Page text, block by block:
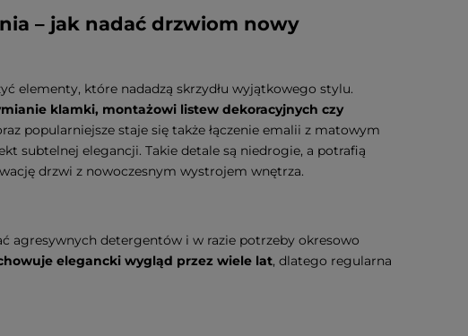
– jak nadać drzwiom nowy
elementy, które nadadzą skrzydłu wyjątkowego stylu.
klamki, montażowi listew dekoracyjnych czy
popularniejsze staje się także łączenie emalii z matowym
subtelnej elegancji. Takie detale są niedrogie, a potrafią
drzwi z nowoczesnym wystrojem wnętrza.
agresywnych detergentów i w razie potrzeby okresowo
elegancki wygląd przez wiele lat, dlatego regularna